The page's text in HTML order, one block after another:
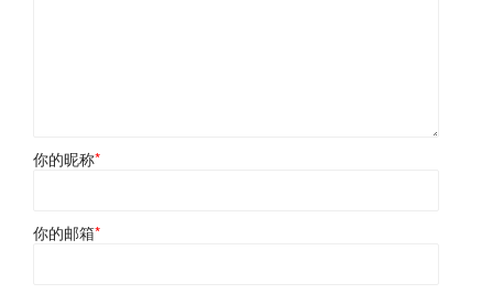
你的昵称*
你的邮箱*